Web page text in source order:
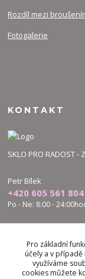
Rozdíl mezi
Fotogalerie
KONTAKT
SKLO PRO RADOST -
Petr Bílek
+420 605 561 804
Po - Ne: 8:00 -
Pro základní
účely a v
využíváme
cookies můžete